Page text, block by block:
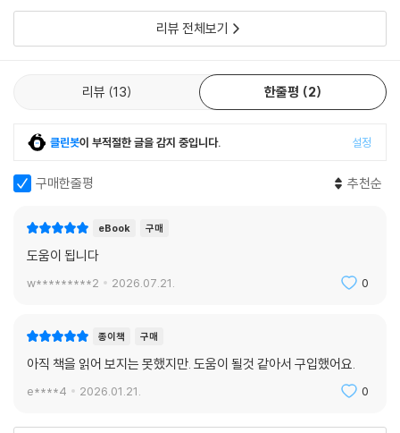
장은 미약해 보이더라도 당신이 쌓아온 만큼 보상을 안겨준다는 사실을 믿
고, 저자의 실전 꿀팁을 하나하나 따라하며 블로그 수익화에 도전하라.
리뷰 전체보기
리뷰 13 한줄평 2
클린봇이 부적절한 글을 감지 중입니다. 설정
구매한줄평 추천순
eBook 구매
도움이 됩니다
w*********2 2026.07.21. 0
종이책 구매
아직 책을 읽어 보지는 못했지만. 도움이 될것 같아서 구입했어요.
e****4 2026.01.21. 0